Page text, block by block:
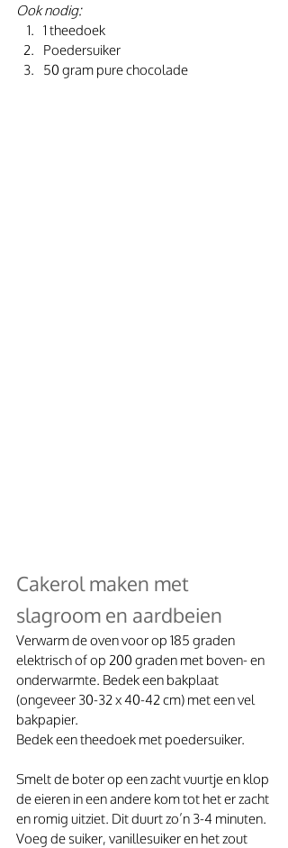
Ook nodig:
1 theedoek
Poedersuiker
50 gram pure chocolade
Cakerol maken met
slagroom en aardbeien
Verwarm de oven voor op 185 graden
elektrisch of op 200 graden met boven- en
onderwarmte. Bedek een bakplaat
(ongeveer 30-32 x 40-42 cm) met een vel
bakpapier.
Bedek een theedoek met poedersuiker.
Smelt de boter op een zacht vuurtje en klop
de eieren in een andere kom tot het er zacht
en romig uitziet. Dit duurt zo’n 3-4 minuten.
Voeg de suiker, vanillesuiker en het zout